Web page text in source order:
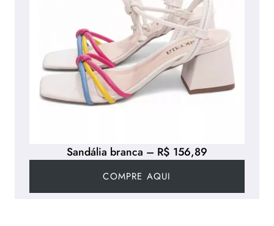
Sandália branca – R$ 156,89
COMPRE AQUI